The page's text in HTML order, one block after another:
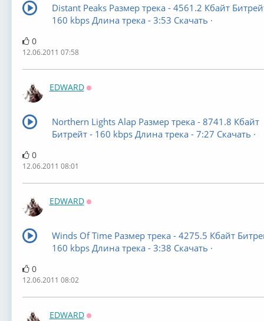
Distant Peaks Размер трека - 4561.2 Кбайт
160 kbps Длина трека - 3:53 Скачать ·
0
12.06.2011 07:58
EDWARD
Northern Lights Alap Размер трека - 8741.8 Кбайт
Битрейт - 160 kbps Длина трека - 7:27 Скачать ·
0
12.06.2011 08:01
EDWARD
Winds Of Time Размер трека - 4275.5 Кбайт
160 kbps Длина трека - 3:38 Скачать ·
0
12.06.2011 08:02
EDWARD